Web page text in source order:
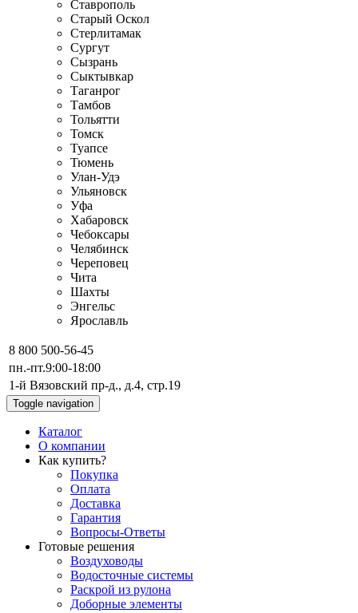
Ставрополь
Старый Оскол
Стерлитамак
Сургут
Сызрань
Сыктывкар
Таганрог
Тамбов
Тольятти
Томск
Туапсе
Тюмень
Улан-Удэ
Ульяновск
Уфа
Хабаровск
Чебоксары
Челябинск
Череповец
Чита
Шахты
Энгельс
Ярославль
8 800 500-56-45
пн.-пт.9:00-18:00
1-й Вязовский пр-д., д.4, стр.19
Toggle navigation
Каталог
О компании
Как купить?
Покупка
Оплата
Доставка
Гарантия
Вопросы-Ответы
Готовые решения
Воздуховоды
Водосточные системы
Раскрой из рулона
Доборные элементы